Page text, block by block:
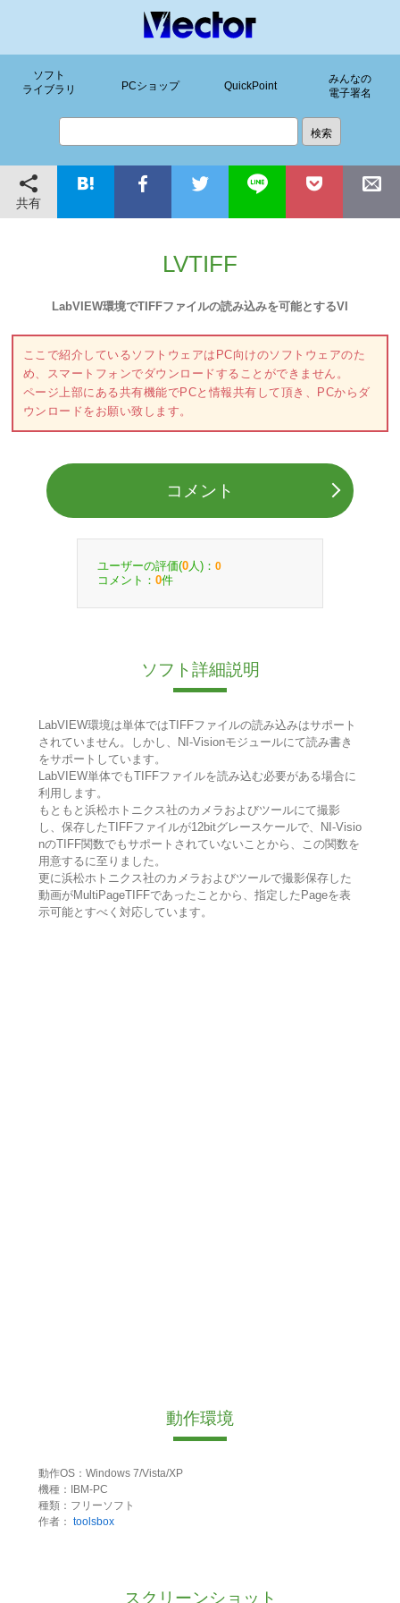
ソフト
ライブラリ
PCショップ QuickPoint
みんなの
電子署名
共有
LVTIFF
LabVIEW環境でTIFFファイルの読み込みを可能とするVI
ここで紹介しているソフトウェアはPC向けのソフトウェアのた
め、スマートフォンでダウンロードすることができません。
ページ上部にある共有機能でPCと情報共有して頂き、PCからダ
ウンロードをお願い致します。
コメント
ユーザーの評価(0 人)： 0
コメント： 0件
ソフト詳細説明
LabVIEW環境は単体ではTIFFファイルの読み込みはサポート
されていません。しかし、NI-Visionモジュールにて読み書き
をサポートしています。
LabVIEW単体でもTIFFファイルを読み込む必要がある場合に
利用します。
もともと浜松ホトニクス社のカメラおよびツールにて撮影
し、保存したTIFFファイルが12bitグレースケールで、NI-Visio
nのTIFF関数でもサポートされていないことから、この関数を
用意するに至りました。
更に浜松ホトニクス社のカメラおよびツールで撮影保存した
動画がMultiPageTIFFであったことから、指定したPageを表
示可能とすべく対応しています。
動作環境
動作OS：Windows 7/Vista/XP
機種：IBM-PC
種類：フリーソフト
作者： toolsbox
スクリーンショット